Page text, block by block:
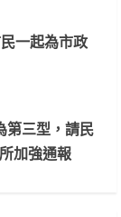
一起為市政
第三型，請民
加強通報